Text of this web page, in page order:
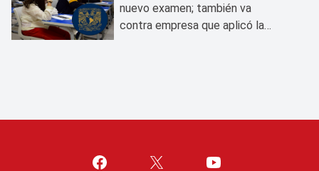
nuevo examen; también va
contra empresa que aplicó la